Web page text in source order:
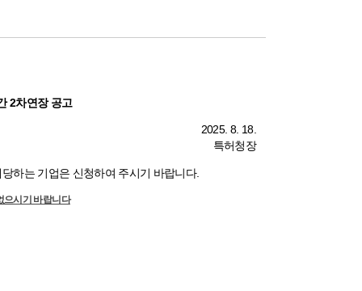
2차연장 공고
2025. 8. 18.
특허청장
하는 기업은 신청하여 주시기 바랍니다.
으시기 바랍니다